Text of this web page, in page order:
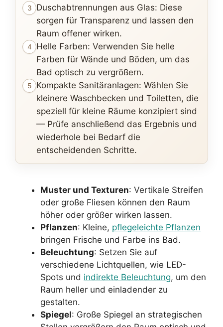
3
Duschabtrennungen aus Glas: Diese
sorgen für Transparenz und lassen den
Raum offener wirken.
4
Helle Farben: Verwenden Sie helle
Farben für Wände und Böden, um das
Bad optisch zu vergrößern.
5
Kompakte Sanitäranlagen: Wählen Sie
kleinere Waschbecken und Toiletten, die
speziell für kleine Räume konzipiert sind
— Prüfe anschließend das Ergebnis und
wiederhole bei Bedarf die
entscheidenden Schritte.
Muster und Texturen: Vertikale Streifen
oder große Fliesen können den Raum
höher oder größer wirken lassen.
Pflanzen: Kleine, pflegeleichte Pflanzen
bringen Frische und Farbe ins Bad.
Beleuchtung: Setzen Sie auf
verschiedene Lichtquellen, wie LED-
Spots und indirekte Beleuchtung, um den
Raum heller und einladender zu
gestalten.
Spiegel: Große Spiegel an strategischen